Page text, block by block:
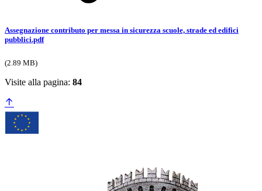
Assegnazione contributo per messa in sicurezza scuole, strade ed edifici
pubblici.pdf
(2.89 MB)
Visite alla pagina: 84